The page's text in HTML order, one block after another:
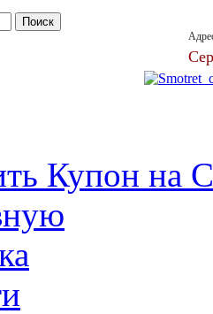
Купон на